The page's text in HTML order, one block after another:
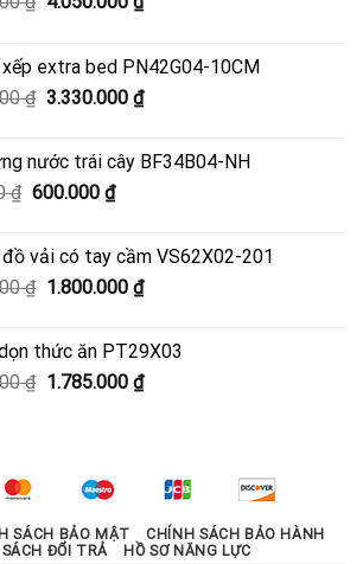
4.500.000 ₫.là:
4.050.000 ₫.
extra bed PN42G04-10CM
₫ Giá
3.700.000 ₫.
3.330.000 ₫Giá
là:
nước trái cây BF34B04-NH
₫ Giá
950.000 ₫.
600.000 ₫Giá
là:
600.000 ₫.
vải có tay cầm VS62X02-201
₫ Giá
2.000.000 ₫.
1.800.000 ₫Giá
là:
1.800.000 ₫.
thức ăn PT29X03
₫ Giá
1.785.000 ₫Giá
1.785.000 ₫.
SÁCH BẢO MẬT
CHÍNH SÁCH BẢO HÀNH
ĐỔI TRẢ
HỒ SƠ NĂNG LỰC